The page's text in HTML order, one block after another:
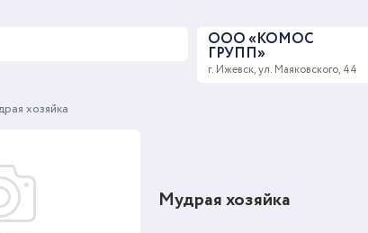
ООО «КОМОС
ГРУПП»
г. Ижевск, ул. Маяковского, 44
хозяйка
Мудрая хозяйка